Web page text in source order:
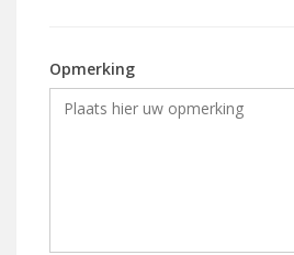
Opmerking